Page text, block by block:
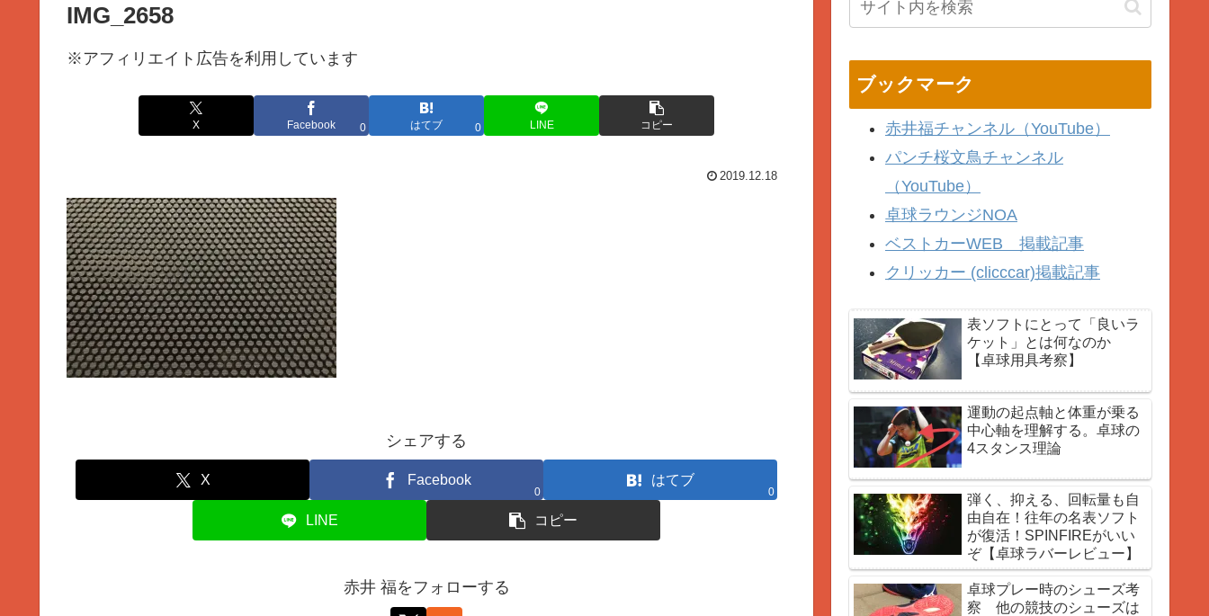
IMG_2658
※アフィリエイト広告を利用しています
X Facebook 0 はてブ 0 LINE コピー
2019.12.18
シェアする
X Facebook
0
はてブ
0
LINE コピー
赤井 福をフォローする
ブックマーク
赤井福チャンネル（YouTube）
パンチ桜文鳥チャンネル
（YouTube）
卓球ラウンジNOA
ベストカーWEB 掲載記事
クリッカー (clicccar)掲載記事
表ソフトにとって「良いラ
ケット」とは何なのか
【卓球用具考察】
運動の起点軸と体重が乗る
中心軸を理解する。卓球の
4スタンス理論
弾く、抑える、回転量も自
由自在！往年の名表ソフト
が復活！SPINFIREがいい
ぞ【卓球ラバーレビュー】
卓球プレー時のシューズ考
察 他の競技のシューズは